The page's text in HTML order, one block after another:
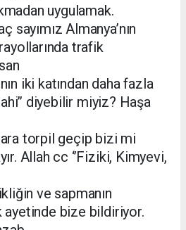
uygulamak.
sayımız Almanya’nın
trafik
iki katından daha fazla
diyebilir miyiz? Haşa
torpil geçip bizi mi
Allah cc ‘’Fiziki, Kimyevi,
ve sapmanın
ayetinde bize bildiriyor.